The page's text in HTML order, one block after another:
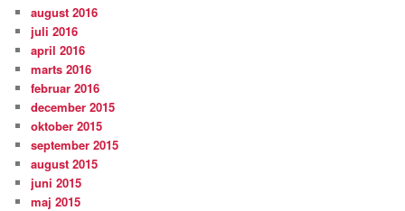
august 2016
juli 2016
april 2016
marts 2016
februar 2016
december 2015
oktober 2015
september 2015
august 2015
juni 2015
maj 2015